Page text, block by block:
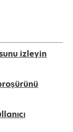
izleyin